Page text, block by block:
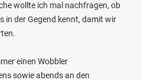
wollte ich mal nachfragen, ob
in der Gegend kennt, damit wir
einen Wobbler
sowie abends an den